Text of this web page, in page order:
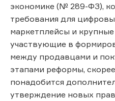
экономике (№ 289-ФЗ),
требования для
маркетплейсы и
участвующие в
между продавцами и
этапами реформы,
понадобится
утверждение новых